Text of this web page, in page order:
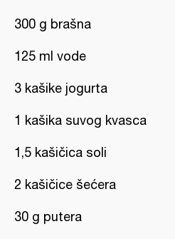
300 g brašna
125 ml vode
3 kašike jogurta
1 kašika suvog kvasca
1,5 kašičica soli
2 kašičice šećera
30 g putera